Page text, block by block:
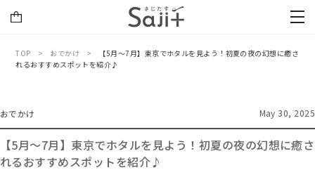
TOP おでかけ
【5月〜7月】東京でホタルを見よう！初夏の夜の幻想に癒さ
れるおすすめスポットを紹介♪
おでかけ May 30, 2025
【5月〜7月】東京でホタルを見よう！初夏の夜の幻想に癒さ
れるおすすめスポットを紹介♪